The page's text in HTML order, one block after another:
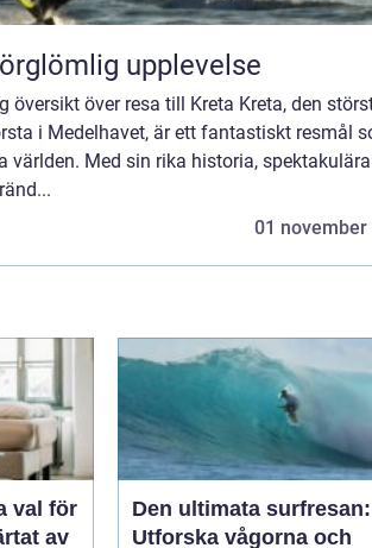
upplevelse
översikt över resa till Kreta Kreta, den
i Medelhavet, är ett fantastiskt resmål
världen. Med sin rika historia, spektakulära
01 november
val för
av
Den ultimata surfresan:
Utforska vågorna och